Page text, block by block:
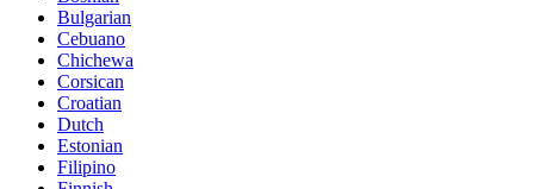
Bulgarian
Cebuano
Chichewa
Corsican
Croatian
Dutch
Estonian
Filipino